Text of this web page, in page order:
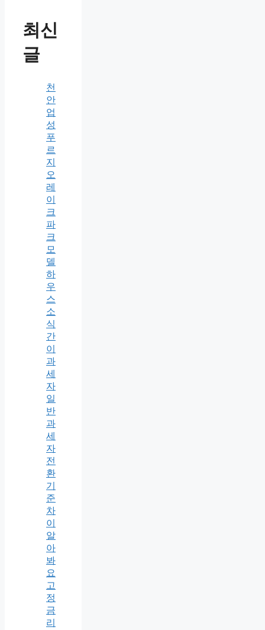
최신
글
천
안
업
성
푸
르
지
오
레
이
크
파
크
모
델
하
우
스
소
식
간
이
과
세
자
일
반
과
세
자
전
환
기
준
차
이
알
아
봐
요
고
정
금
리